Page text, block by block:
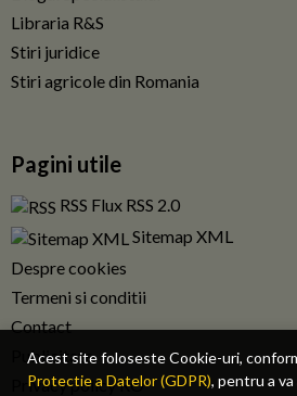
Acest site foloseste Cookie-uri,
Protectie a Datelor (GDPR), pentru a va
Libraria R&S
Stiri juridice
Stiri agricole din Romania
Pagini utile
RSS Flux RSS 2.0
Sitemap XML
Despre cookies
Termeni si conditii
Contact
Publicitate
Privacy policy RO